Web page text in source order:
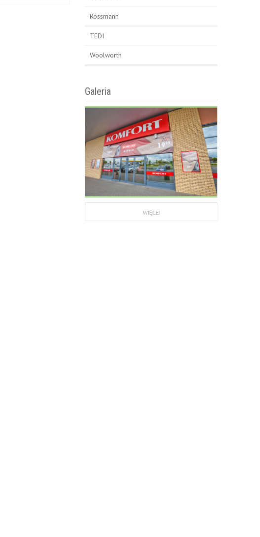
Rossmann
TEDI
Woolworth
Galeria
WIĘCEJ